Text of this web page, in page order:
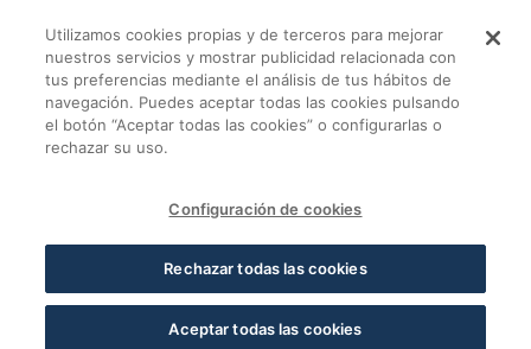
Eduardo Pastor
Volver a todas las noticias
Eduardo Pastor obtiene el
respaldo rotundo del 98% de
la Asamblea General de
Utilizamos cookies propias y de terceros para mejorar
nuestros servicios y mostrar publicidad relacionada con
tus preferencias mediante el análisis de tus hábitos de
navegación. Puedes aceptar todas las cookies pulsando
el botón “Aceptar todas las cookies” o configurarlas o
rechazar su uso.
Configuración de cookies
Rechazar todas las cookies
Aceptar todas las cookies